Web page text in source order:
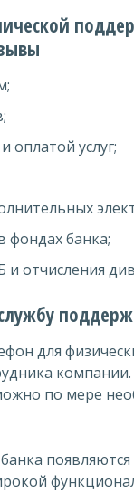
оплатой услуг;
фондах банка;
отчисления
для
компании.
по мере